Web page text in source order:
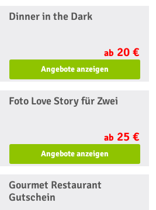
Dinner in the Dark
ab 20 €
Angebote anzeigen
Foto Love Story für Zwei
ab 25 €
Angebote anzeigen
Gourmet Restaurant
Gutschein